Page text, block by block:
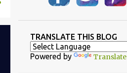
TRANSLATE THIS BLOG
Powered by Translate